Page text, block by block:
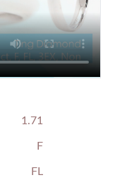
1.71
F
FL